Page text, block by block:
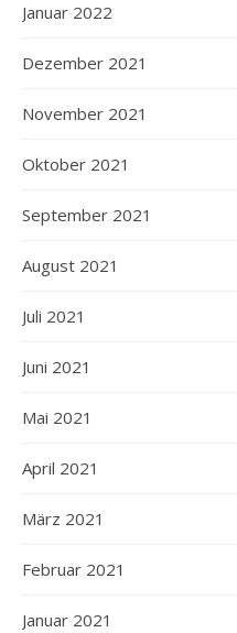
Januar 2022
Dezember 2021
November 2021
Oktober 2021
September 2021
August 2021
Juli 2021
Juni 2021
Mai 2021
April 2021
März 2021
Februar 2021
Januar 2021